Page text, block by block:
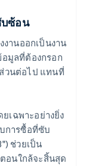
ซ้อน
านออกเป็นงาน
อมูลที่ต้องกรอก
วนต่อไป แทนที่
เฉพาะอย่างยิ่ง
การซื้อที่ซับ
ช่วยเป็น
อนใกล้จะสิ้นสุด